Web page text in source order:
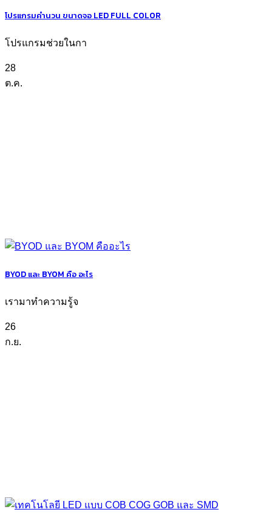
โปรแกรมคำนวน ขนาดจอ LED FULL COLOR
โปรแกรมช่วยในกา
28
ต.ค.
BYOD และ BYOM คือ อะไร
เรามาทำความรู้จ
26
ก.ย.